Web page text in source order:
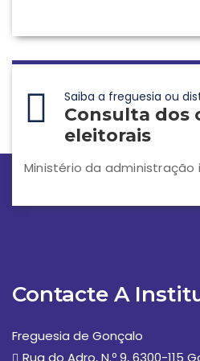
Saiba a freguesia ou
Consulta dos
eleitorais
Ministério da administração
Contacte A
Freguesia de Gonçalo
Rua do Adro, N.º 9, 6300-115